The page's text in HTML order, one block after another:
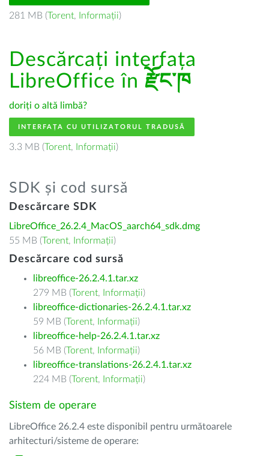
281 MB (Torent, Informații)
Descărcați interfața
LibreOffice în རྫོང་ཁ
doriți o altă limbă?
INTERFAȚA CU UTILIZATORUL TRADUSĂ
3.3 MB (Torent, Informații)
SDK și cod sursă
Descărcare SDK
LibreOffice_26.2.4_MacOS_aarch64_sdk.dmg
55 MB (Torent, Informații)
Descărcare cod sursă
libreoffice-26.2.4.1.tar.xz
279 MB (Torent, Informații)
libreoffice-dictionaries-26.2.4.1.tar.xz
59 MB (Torent, Informații)
libreoffice-help-26.2.4.1.tar.xz
56 MB (Torent, Informații)
libreoffice-translations-26.2.4.1.tar.xz
224 MB (Torent, Informații)
Sistem de operare
LibreOffice 26.2.4 este disponibil pentru următoarele
arhitecturi/sisteme de operare: